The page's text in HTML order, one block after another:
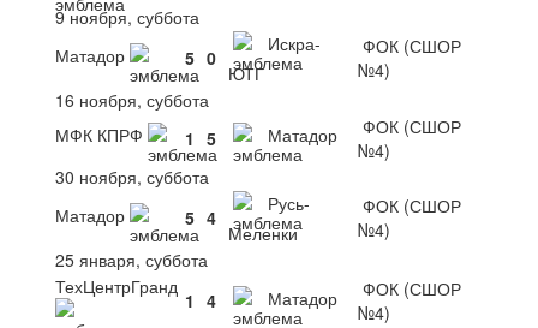
9 ноября, суббота
Матадор
5 0
Искра-
ЮТГ
ФОК (СШОР
№4)
16 ноября, суббота
МФК КПРФ
1 5 Матадор
ФОК (СШОР
№4)
30 ноября, суббота
Матадор
5 4
Русь-
Меленки
ФОК (СШОР
№4)
25 января, суббота
ТехЦентрГранд
1 4 Матадор
ФОК (СШОР
№4)